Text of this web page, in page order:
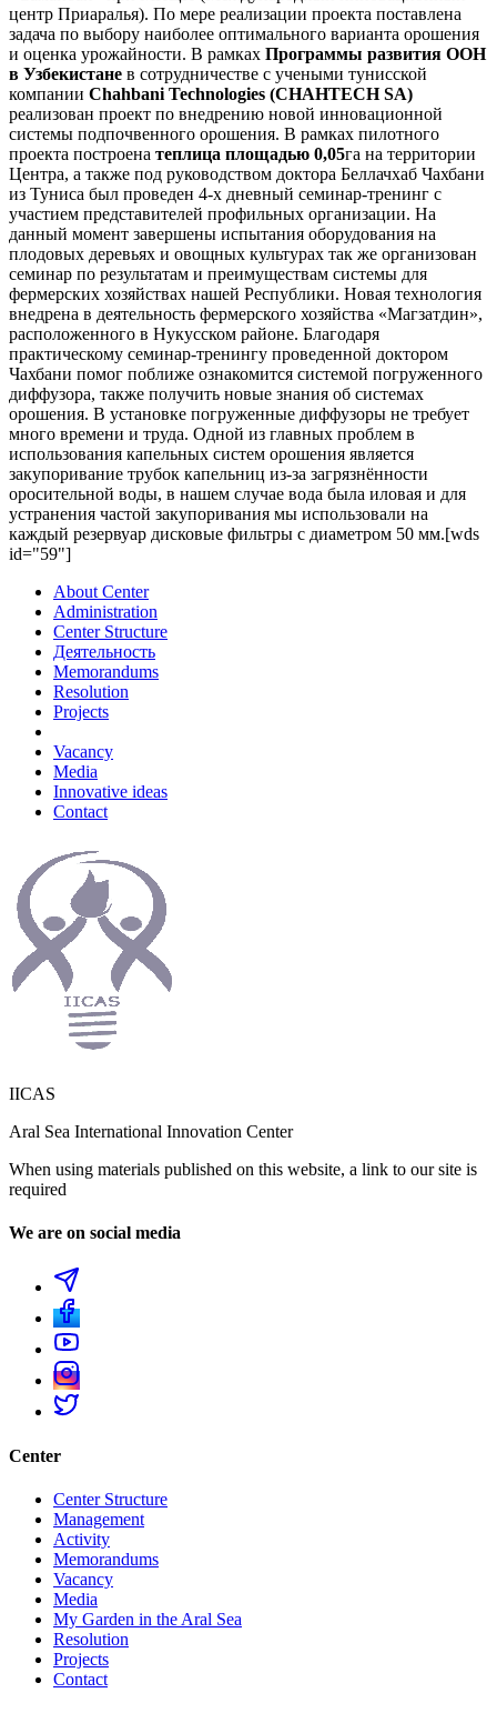
центр Приаралья). По мере реализации проекта поставлена
задача по выбору наиболее оптимального варианта орошения
и оценка урожайности. В рамках Программы развития ООН
в Узбекистане в сотрудничестве с учеными тунисской
компании Chahbani Technologies (CHAHTECH SA)
реализован проект по внедрению новой инновационной
системы подпочвенного орошения. В рамках пилотного
проекта построена теплица площадью 0,05га на территории
Центра, а также под руководством доктора Беллачхаб Чахбани
из Туниса был проведен 4-х дневный семинар-тренинг с
участием представителей профильных организации. На
данный момент завершены испытания оборудования на
плодовых деревьях и овощных культурах так же организован
семинар по результатам и преимуществам системы для
фермерских хозяйствах нашей Республики. Новая технология
внедрена в деятельность фермерского хозяйства «Магзатдин»,
расположенного в Нукусском районе. Благодаря
практическому семинар-тренингу проведенной доктором
Чахбани помог поближе ознакомится системой погруженного
диффузора, также получить новые знания об системах
орошения. В установке погруженные диффузоры не требует
много времени и труда. Одной из главных проблем в
использования капельных систем орошения является
закупоривание трубок капельниц из-за загрязнённости
оросительной воды, в нашем случае вода была иловая и для
устранения частой закупоривания мы использовали на
каждый резервуар дисковые фильтры с диаметром 50 мм.[wds
id="59"]
About Center
Administration
Center Structure
Деятельность
Memorandums
Resolution
Projects
Vacancy
Media
Innovative ideas
Contact
IICAS
Aral Sea International Innovation Center
When using materials published on this website, a link to our site is
required
We are on social media
Center
Center Structure
Management
Activity
Memorandums
Vacancy
Media
My Garden in the Aral Sea
Resolution
Projects
Contact